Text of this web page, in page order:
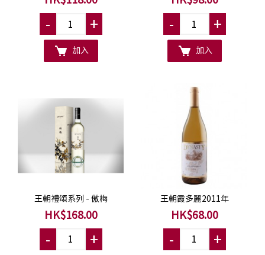
- +
加入
- +
加入
王朝禮頌系列 - 傲梅
HK$168.00
- +
王朝霞多麗2011年
HK$68.00
- +